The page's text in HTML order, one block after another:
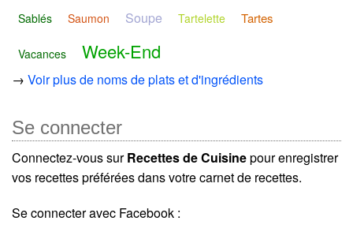
Sablés
Saumon Soupe Tartelette Tartes
Vacances Week-End
→ Voir plus de noms de plats et d'ingrédients
Se connecter
Connectez-vous surRecettes de Cuisinepour enregistrer
vos recettes préférées dans votre carnet de recettes.
Se connecter avec Facebook :